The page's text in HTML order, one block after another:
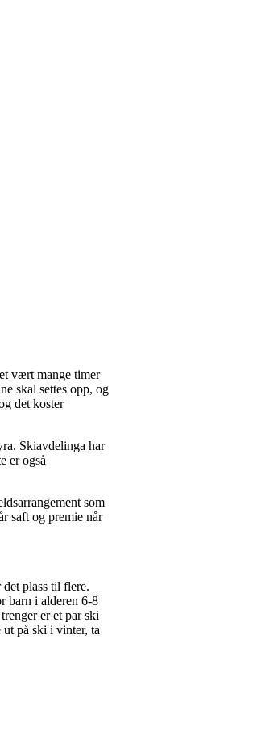
vært mange timer
skal settes opp, og
det koster
Skiavdelinga har
er også
som
saft og premie når
plass til flere.
barn i alderen 6-8
er et par ski
på ski i vinter, ta